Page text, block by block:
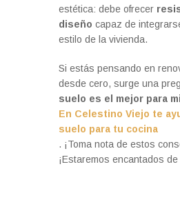
estética: debe ofrecer
diseño capaz de
estilo de la vivienda.
Si estás pensando en
desde cero, surge una
suelo es el mejor para
En Celestino Viejo te
suelo para tu cocina
. ¡Toma nota de estos
¡Estaremos encantados